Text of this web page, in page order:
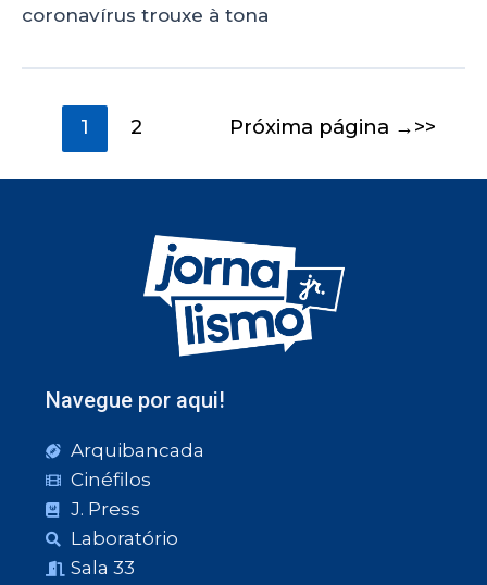
coronavírus trouxe à tona
1 2 Próxima página →
Navegue por aqui!
Arquibancada
Cinéfilos
J. Press
Laboratório
Sala 33